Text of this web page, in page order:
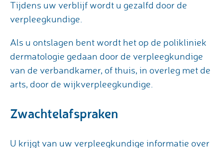
Tijdens uw verblijf wordt u gezalfd door de
verpleegkundige.
Als u ontslagen bent wordt het op de polikliniek
dermatologie gedaan door de verpleegkundige
van de verbandkamer, of thuis, in overleg met de
arts, door de wijkverpleegkundige.
Zwachtelafspraken
U krijgt van uw verpleegkundige informatie over